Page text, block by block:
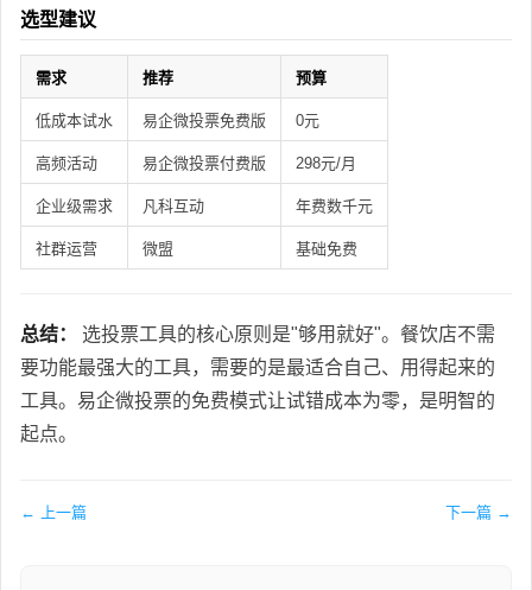
选型建议
需求 推荐 预算
低成本试水 易企微投票免费版 0元
高频活动 易企微投票付费版 298元/月
企业级需求 凡科互动 年费数千元
社群运营 微盟 基础免费
总结：
选投票工具的核心原则是"够用就好"。餐饮店不需
要功能最强大的工具，需要的是最适合自己、用得起来的
工具。易企微投票的免费模式让试错成本为零，是明智的
起点。
← 上一篇 下一篇 →